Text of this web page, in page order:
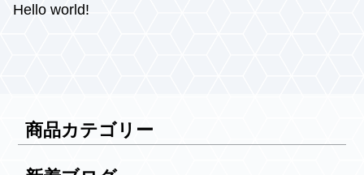
商品カテゴリー
Hello world!